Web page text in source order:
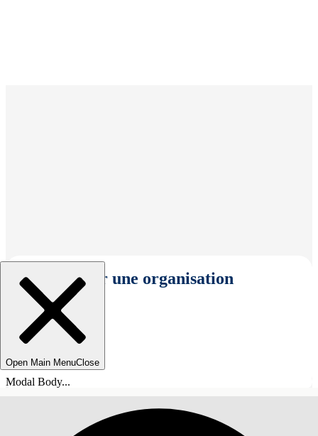
Sélectionner une organisation
Open Main MenuClose
Modal Body...